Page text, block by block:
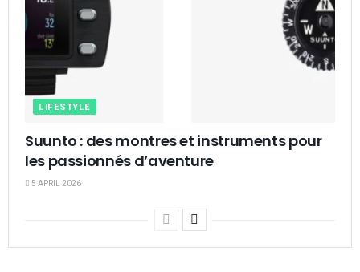
LIFESTYLE
Suunto : des montres et instruments pour
les passionnés d’aventure
5 APRIL 2026